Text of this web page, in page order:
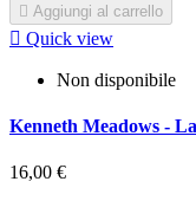
 Aggiungi al carrello
 Quick view
Non disponibile
Kenneth Meadows -
16,00 €